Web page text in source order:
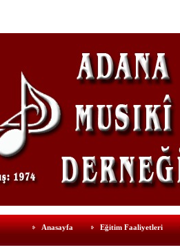
Anasayfa Eğitim Faaliyetleri